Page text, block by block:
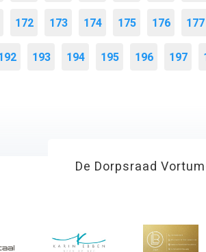
172 173 174 175 176 177
193 194 195 196 197
De Dorpsraad